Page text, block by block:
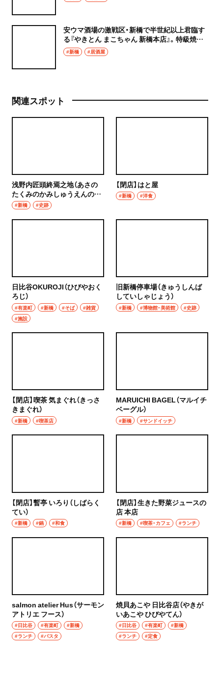
安ウマ酒場の激戦区・新橋で半世紀以上君臨す
る『やきとん まこちゃん 新橋本店』。特級焼き
師が秘伝のたれで焼くやきとん
#新橋 #居酒屋
関連スポット
浅野内匠頭終焉之地（あさの
たくみのかみしゅうえんの
ち）
#新橋 #史跡
【閉店】はと屋
#新橋 #洋食
日比谷OKUROJI（ひびやおく
ろじ）
#有楽町 #新橋 #そば
#雑貨
#施設
旧新橋停車場（きゅうしんば
していしゃじょう）
#新橋 #博物館・美術館 #史跡
【閉店】喫茶 気まぐれ（きっさ
きまぐれ）
#新橋 #喫茶店
MARUICHI BAGEL（マルイチ
ベーグル）
#新橋 #サンドイッチ
【閉店】暫亭 いろり（しばらく
てい）
#新橋 #鍋 #和食
【閉店】生きた野菜ジュースの
店 本店
#新橋 #喫茶・カフェ #ランチ
salmon atelier Hus（サーモン
アトリエ フース）
#日比谷 #有楽町
#新橋
#ランチ
#パスタ
焼貝あこや 日比谷店（やきが
いあこや ひびやてん）
#日比谷 #有楽町
#新橋
#ランチ
#定食